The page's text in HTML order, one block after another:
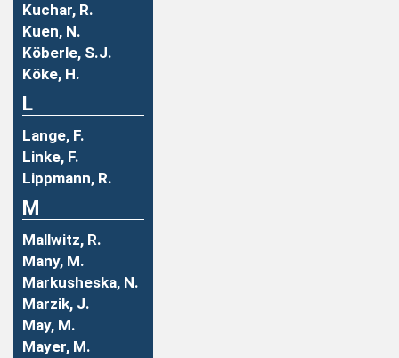
Kuchar, R.
Kuen, N.
Köberle, S.J.
Köke, H.
L
Lange, F.
Linke, F.
Lippmann, R.
M
Mallwitz, R.
Many, M.
Markusheska, N.
Marzik, J.
May, M.
Mayer, M.